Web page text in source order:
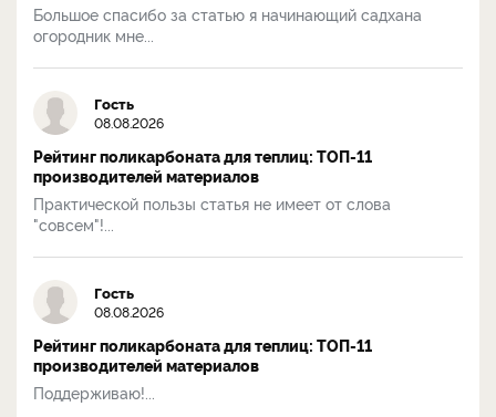
Большое спасибо за статью я начинающий садхана
огородник мне...
Гость
08.08.2026
Рейтинг поликарбоната для теплиц: ТОП-11
производителей материалов
Практической пользы статья не имеет от слова
"совсем"!...
Гость
08.08.2026
Рейтинг поликарбоната для теплиц: ТОП-11
производителей материалов
Поддерживаю!...